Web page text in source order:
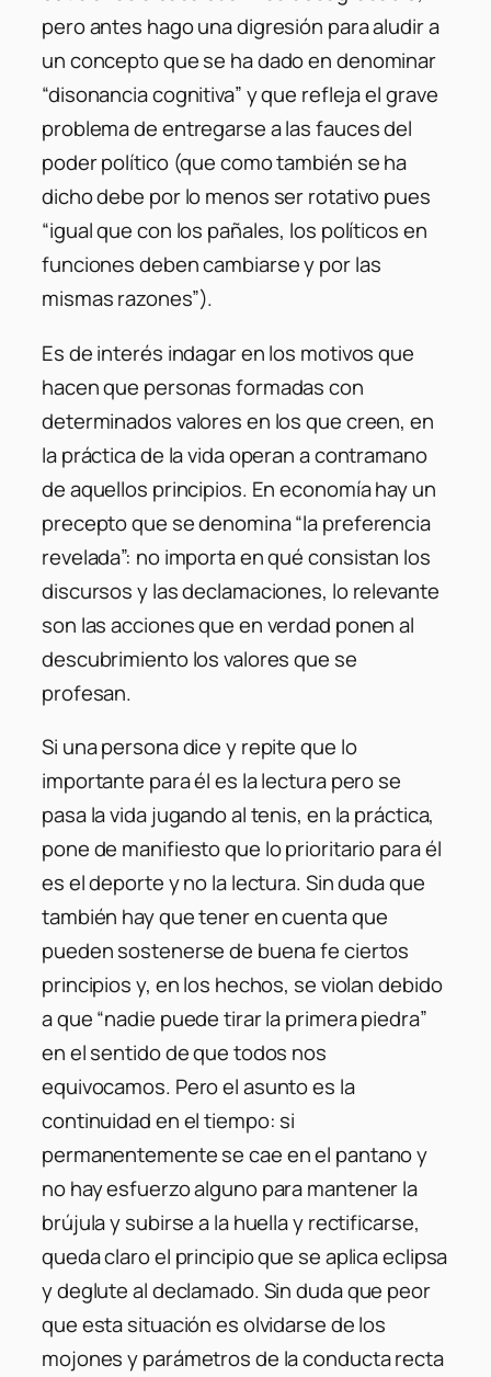
pero antes hago una digresión para aludir a
un concepto que se ha dado en denominar
“disonancia cognitiva” y que refleja el grave
problema de entregarse a las fauces del
poder político (que como también se ha
dicho debe por lo menos ser rotativo pues
“igual que con los pañales, los políticos en
funciones deben cambiarse y por las
mismas razones”).
Es de interés indagar en los motivos que
hacen que personas formadas con
determinados valores en los que creen, en
la práctica de la vida operan a contramano
de aquellos principios. En economía hay un
precepto que se denomina “la preferencia
revelada”: no importa en qué consistan los
discursos y las declamaciones, lo relevante
son las acciones que en verdad ponen al
descubrimiento los valores que se
profesan.
Si una persona dice y repite que lo
importante para él es la lectura pero se
pasa la vida jugando al tenis, en la práctica,
pone de manifiesto que lo prioritario para él
es el deporte y no la lectura. Sin duda que
también hay que tener en cuenta que
pueden sostenerse de buena fe ciertos
principios y, en los hechos, se violan debido
a que “nadie puede tirar la primera piedra”
en el sentido de que todos nos
equivocamos. Pero el asunto es la
continuidad en el tiempo: si
permanentemente se cae en el pantano y
no hay esfuerzo alguno para mantener la
brújula y subirse a la huella y rectificarse,
queda claro el principio que se aplica eclipsa
y deglute al declamado. Sin duda que peor
que esta situación es olvidarse de los
mojones y parámetros de la conducta recta